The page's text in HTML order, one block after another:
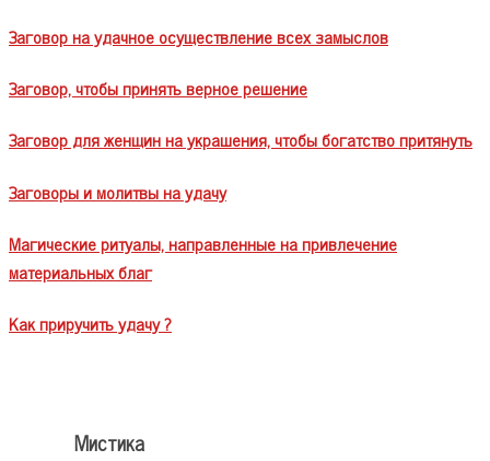
Заговор на удачное осуществление всех замыслов
Заговор, чтобы принять верное решение
Заговор для женщин на украшения, чтобы богатство притянуть
Заговоры и молитвы на удачу
Магические ритуалы, направленные на привлечение
материальных благ
Как приручить удачу ?
Мистика